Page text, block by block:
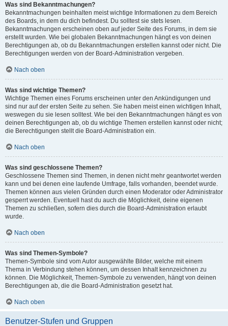
Was sind Bekanntmachungen?
Bekanntmachungen beinhalten meist wichtige Informationen zu dem Bereich
des Boards, in dem du dich befindest. Du solltest sie stets lesen.
Bekanntmachungen erscheinen oben auf jeder Seite des Forums, in dem sie
erstellt wurden. Wie bei globalen Bekanntmachungen hängt es von deinen
Berechtigungen ab, ob du Bekanntmachungen erstellen kannst oder nicht. Die
Berechtigungen werden von der Board-Administration vergeben.
Nach oben
Was sind wichtige Themen?
Wichtige Themen eines Forums erscheinen unter den Ankündigungen und
sind nur auf der ersten Seite zu sehen. Sie haben meist einen wichtigen Inhalt,
weswegen du sie lesen solltest. Wie bei den Bekanntmachungen hängt es von
deinen Berechtigungen ab, ob du wichtige Themen erstellen kannst oder nicht;
die Berechtigungen stellt die Board-Administration ein.
Nach oben
Was sind geschlossene Themen?
Geschlossene Themen sind Themen, in denen nicht mehr geantwortet werden
kann und bei denen eine laufende Umfrage, falls vorhanden, beendet wurde.
Themen können aus vielen Gründen durch einen Moderator oder Administrator
gesperrt werden. Eventuell hast du auch die Möglichkeit, deine eigenen
Themen zu schließen, sofern dies durch die Board-Administration erlaubt
wurde.
Nach oben
Was sind Themen-Symbole?
Themen-Symbole sind vom Autor ausgewählte Bilder, welche mit einem
Thema in Verbindung stehen können, um dessen Inhalt kennzeichnen zu
können. Die Möglichkeit, Themen-Symbole zu verwenden, hängt von deinen
Berechtigungen ab, die die Board-Administration gesetzt hat.
Nach oben
Benutzer-Stufen und Gruppen